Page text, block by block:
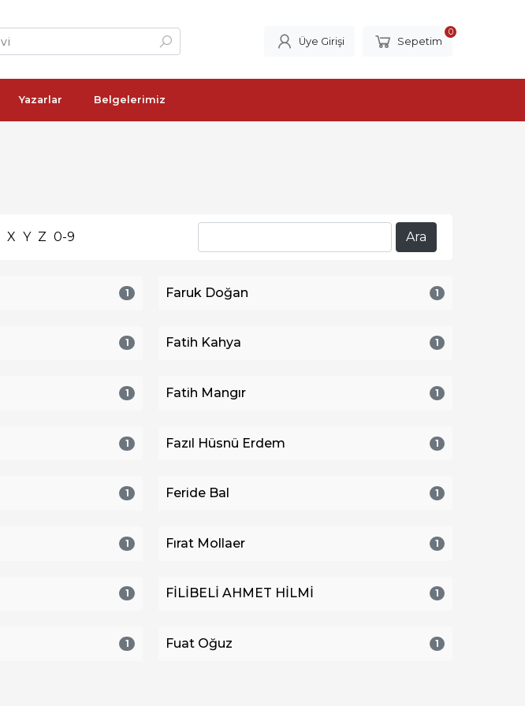
Üye Girişi Sepetim
0
Yazarlar Belgelerimiz
X Y Z 0-9
1 Faruk Doğan 1
1 Fatih Kahya 1
1 Fatih Mangır 1
1 Fazıl Hüsnü Erdem 1
1 Feride Bal 1
1 Fırat Mollaer 1
1 FİLİBELİ AHMET HİLMİ 1
1 Fuat Oğuz 1